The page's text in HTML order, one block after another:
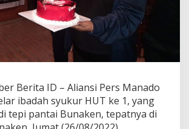
a
n
a
m
n
B
e
r
m
Berita ID – Aliansi Pers Manado
ibadah syukur HUT ke 1, yang
tepi pantai Bunaken, tepatnya di